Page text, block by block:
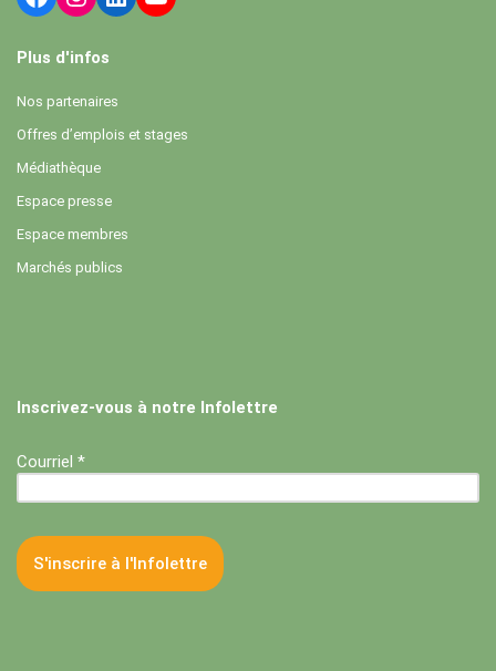
Plus d'infos
Nos partenaires
Offres d’emplois et stages
Médiathèque
Espace presse
Espace membres
Marchés publics
Inscrivez-vous à notre Infolettre
Courriel *